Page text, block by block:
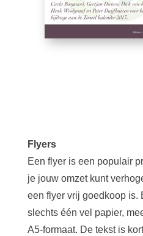
Flyers
Een flyer is een populair
je jouw omzet kunt
een flyer vrij goedkoop is.
slechts één vel papier,
A5-formaat. De tekst is